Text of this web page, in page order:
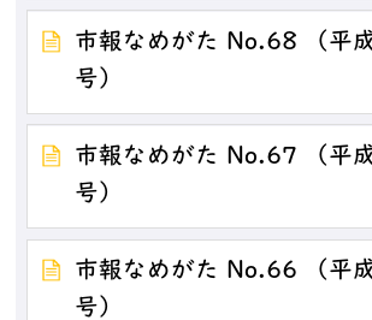
市報なめがた No.68 （平
号）
市報なめがた No.67 （平
号）
市報なめがた No.66 （平
号）